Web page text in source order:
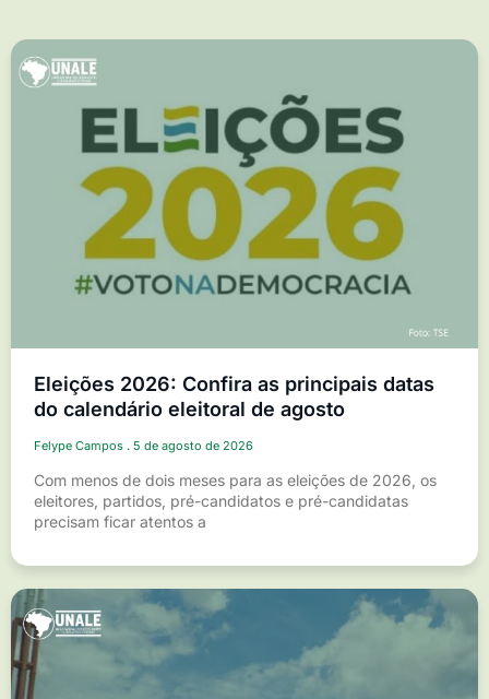
Eleições 2026: Confira as principais datas
do calendário eleitoral de agosto
Felype Campos 5 de agosto de 2026
Com menos de dois meses para as eleições de 2026, os
eleitores, partidos, pré-candidatos e pré-candidatas
precisam ficar atentos a